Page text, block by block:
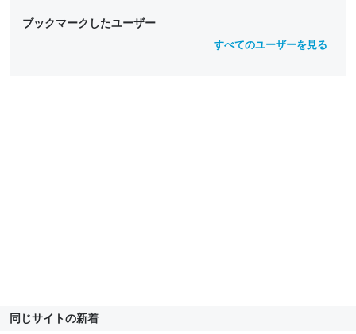
ブックマークしたユーザー
すべてのユーザーを見る
同じサイトの新着